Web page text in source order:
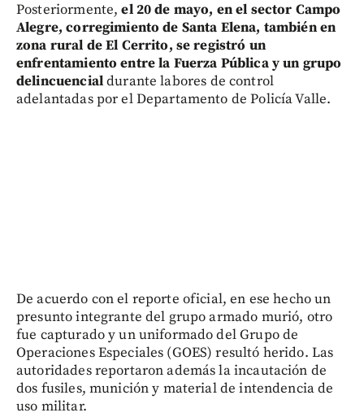
Posteriormente,el 20 de mayo, en el sector Campo
Alegre, corregimiento de Santa Elena, también en
zona rural de El Cerrito, se registró un
enfrentamiento entre la Fuerza Pública y un grupo
delincuencialdurante labores de control
adelantadas por el Departamento de Policía Valle.
De acuerdo con el reporte oficial, en ese hecho un
presunto integrante del grupo armado murió, otro
fue capturado y un uniformado del Grupo de
Operaciones Especiales (GOES) resultó herido. Las
autoridades reportaron además la incautación de
dos fusiles, munición y material de intendencia de
uso militar.